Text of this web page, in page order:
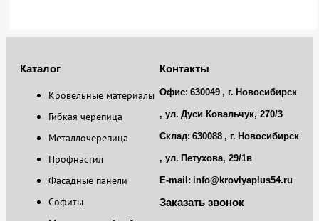
Каталог
Кровельные материалы
Гибкая черепица
Металлочерепица
Профнастил
Фасадные панели
Софиты
Контакты
Офис: 630049 , г. Новосибирск
, ул. Дуси Ковальчук, 270/3
Склад: 630088 , г. Новосибирск
, ул. Петухова, 29/1в
E-mail: info@krovlyaplus54.ru
Заказать звонок